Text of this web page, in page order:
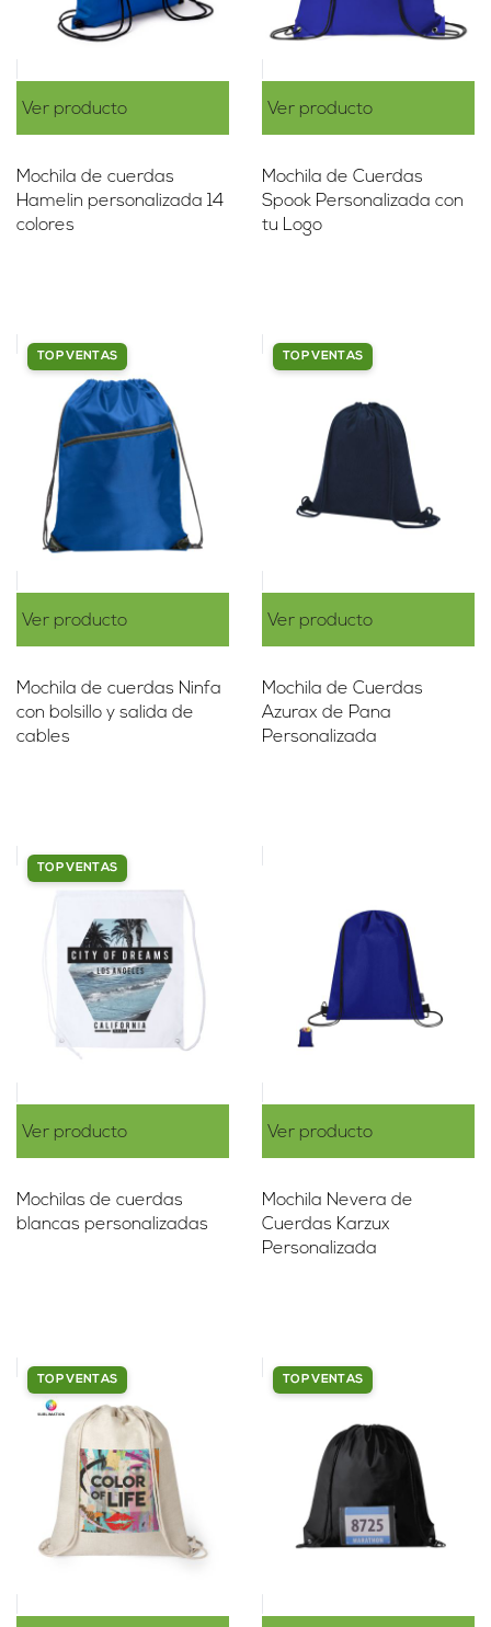
Ver producto
Mochila de cuerdas
Hamelin personalizada 14
colores
Ver producto
Mochila de Cuerdas
Spook Personalizada con
tu Logo
TOP VENTAS
Ver producto
Mochila de cuerdas Ninfa
con bolsillo y salida de
cables
TOP VENTAS
Ver producto
Mochila de Cuerdas
Azurax de Pana
Personalizada
TOP VENTAS
Ver producto
Mochilas de cuerdas
blancas personalizadas
Ver producto
Mochila Nevera de
Cuerdas Karzux
Personalizada
TOP VENTAS TOP VENTAS